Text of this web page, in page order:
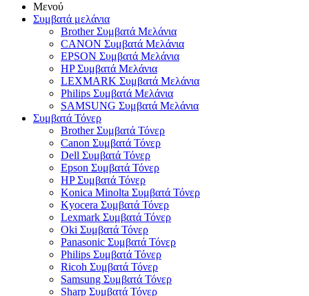
Μενού
Συμβατά μελάνια
Brother Συμβατά Μελάνια
CANON Συμβατά Μελάνια
EPSON Συμβατά Μελάνια
HP Συμβατά Μελάνια
LEXMARK Συμβατά Μελάνια
Philips Συμβατά Μελάνια
SAMSUNG Συμβατά Μελάνια
Συμβατά Τόνερ
Brother Συμβατά Τόνερ
Canon Συμβατά Τόνερ
Dell Συμβατά Τόνερ
Epson Συμβατά Τόνερ
HP Συμβατά Τόνερ
Konica Minolta Συμβατά Τόνερ
Kyocera Συμβατά Τόνερ
Lexmark Συμβατά Τόνερ
Oki Συμβατά Τόνερ
Panasonic Συμβατά Τόνερ
Philips Συμβατά Τόνερ
Ricoh Συμβατά Τόνερ
Samsung Συμβατά Τόνερ
Sharp Συμβατά Τόνερ